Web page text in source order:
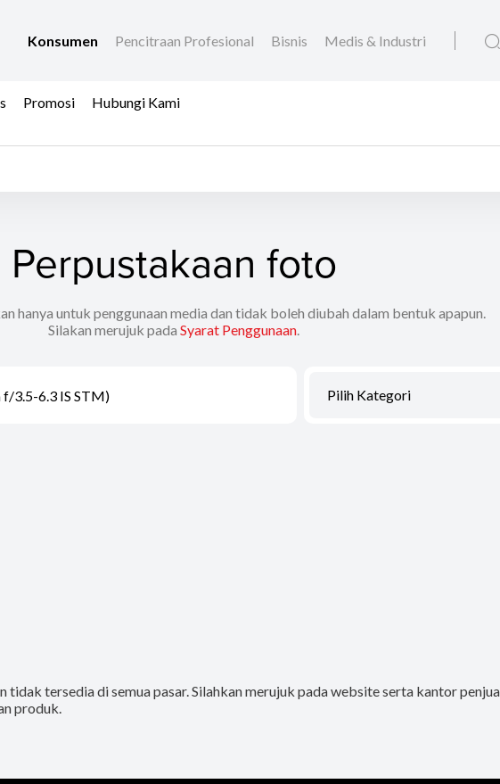
Konsumen Pencitraan Profesional Bisnis Medis & Industri
Promosi Hubungi Kami
Perpustakaan foto
hanya untuk penggunaan media dan tidak boleh diubah dalam bentuk apapun.
Silakan merujuk pada Syarat Penggunaan.
Pilih Kategori
tersedia di semua pasar. Silahkan merujuk pada website serta kantor
produk.